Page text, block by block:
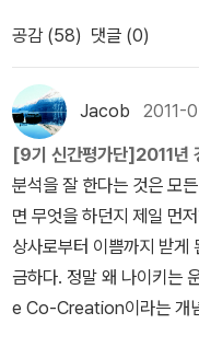
의 매매 가격이 100만 달
비용이 500달러 이상인
은 사람은 그만한 비용을
력적이기 때문에 그 비용을
생겨난 이유는 도시의 위정
정했기 때문이다. 일반 사
접근 금지라는 푯말을 세
못한다.8. 자동차 소유자들
로 이동하고 있다. 문화가
본 원인이다. 유럽 환경청
과 역동적인 마케팅을 뛰
례로 증명한다.< 아래 2권
세계 도시의 흥망성쇠와
전함으로써 대한민국 도시
이 책은 2011년 2월 미국에
셀러를 기록하며 “도시에
책”(《뉴욕타임스》) “경제
리 인류의 가장 위대한 발
작”(스티븐 D. 레빗,『괴짜
경제이론의 배후에 있는
슬러 올라가 그것이 우리의
다.'이 책에 소개된 12가지
당하지 않는 것도 많으나,
표현되어 있어 자유 여행
그런 여행길에 필히 동행했
관열전>(서해문집, 2011)
의 세계여행을 다룬 책으
>(휴머니스트, 2009)도 같
른 책은 마티아스 루의 <
011)다. 제목만으론 좀 미
세계 인구의 절반 이상이
시 인구의 비율은 더 높은
해당하는 도시에 2억
80퍼센트에 육박하는 수치
었고/ 인간은 도회를 건설
다｣)고 할 만하다. 물론 우
가 시작된 1960년대부터
도시 인구 집중은 일종의
이 넘는 사람들이 개발도
도시화’란 말이 등장하는
한물 간 느낌을 주지 않는
공감 (58) 댓글 (0)
Jacob 2011-
[9기 신간평가단]2011년
분석을 잘 한다는 것은 모
면 무엇을 하던지 제일 먼
상사로부터 이쁨까지 받게
금하다. 정말 왜 나이키는
e Co-Creation이라는 개